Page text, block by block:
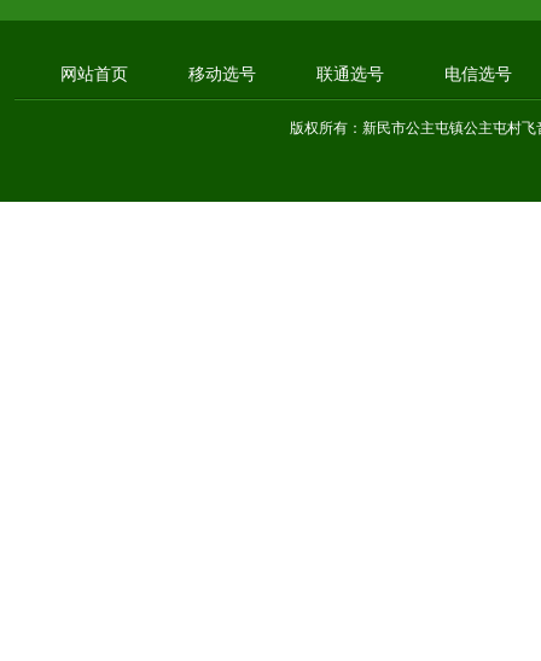
网站首页 移动选号 联通选号 电信选号
版权所有：新民市公主屯镇公主屯村